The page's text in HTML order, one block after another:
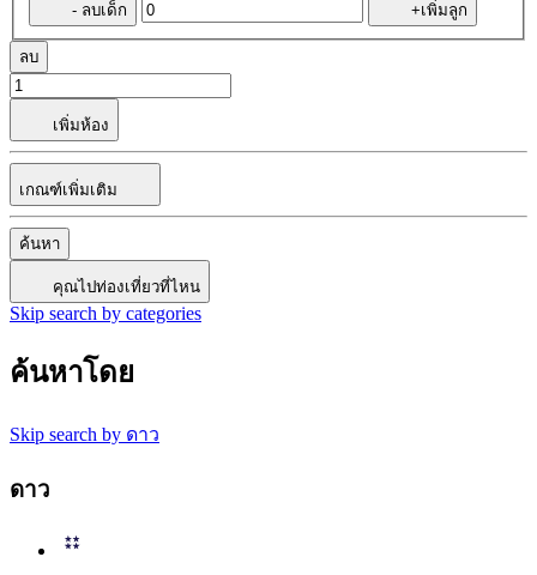
- ลบเด็ก +เพิ่มลูก
ลบ
เพิ่มห้อง
เกณฑ์เพิ่มเติม
ค้นหา
คุณไปท่องเที่ยวที่ไหน
Skip search by categories
ค้นหาโดย
Skip search by ดาว
ดาว